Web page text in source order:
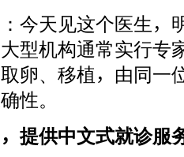
今天见这个医生，
型机构通常实行
卵、移植，由同一
性。
提供中文式就诊服